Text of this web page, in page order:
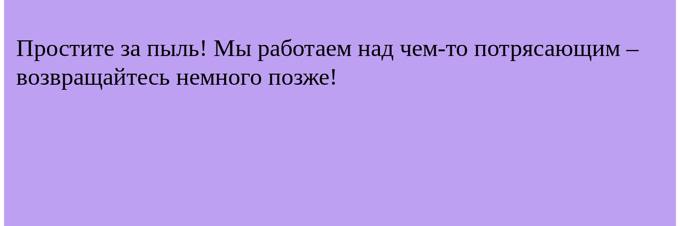
Простите за пыль! Мы работаем над чем-то потрясающим –
возвращайтесь немного позже!